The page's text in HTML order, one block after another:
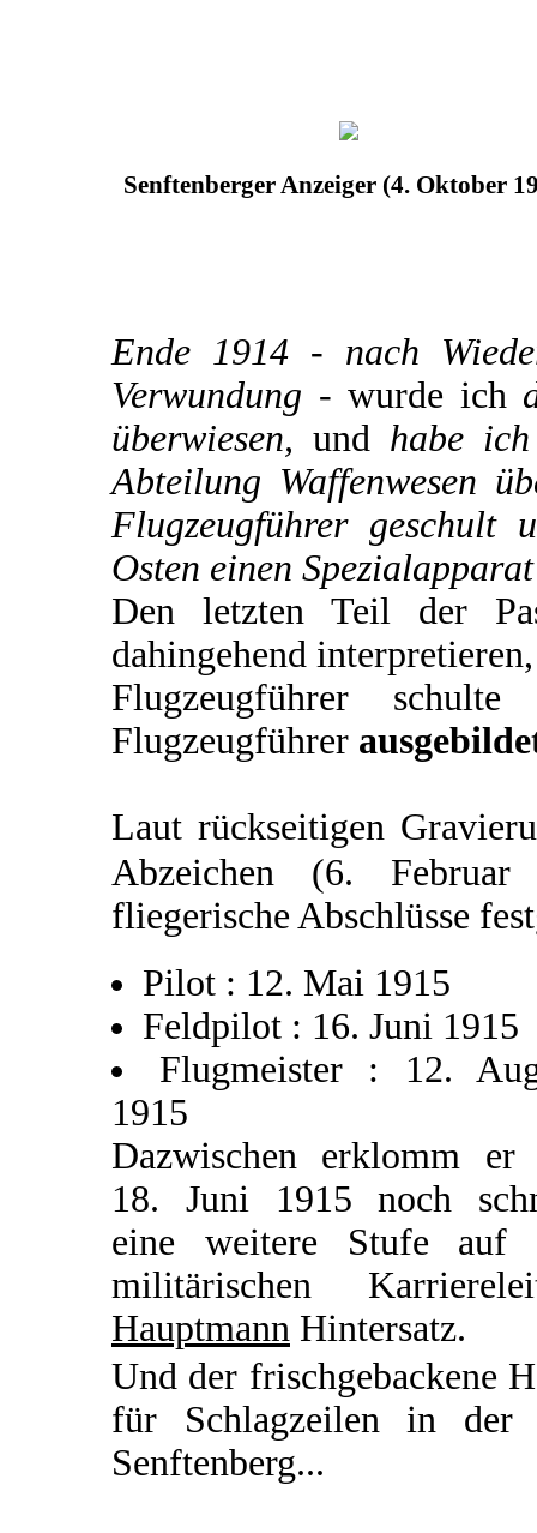
Senftenberger Anzeiger (4. Oktober
Ende 1914 - nach
Verwundung -wurde ich
überwiesen, und habe
Abteilung Waffenwesen
Flugzeugführer
Osten einen
Den letzten Teil der
dahingehend
Flugzeugführer
Flugzeugführer
Laut rückseitigen
Abzeichen (6.
fliegerische Abschlüsse
Pilot : 12. Mai 1915
Feldpilot : 16. Juni 1915
Flugmeister : 12.
1915
Dazwischen erklomm er
18. Juni 1915 noch
eine weitere Stufe auf
militärischen
Hauptmann Hintersatz.
Und der frischgebackene
für Schlagzeilen in der
Senftenberg...